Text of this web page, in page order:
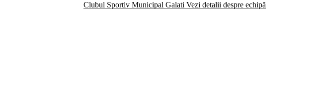
Clubul Sportiv Municipal Galati Vezi detalii despre echipă